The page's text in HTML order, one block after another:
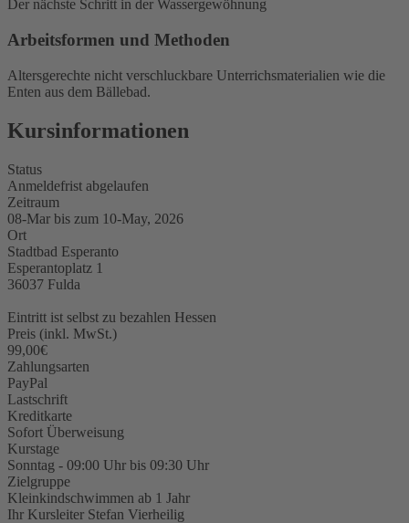
Der nächste Schritt in der Wassergewöhnung
Arbeitsformen und Methoden
Altersgerechte nicht verschluckbare Unterrichsmaterialien wie die
Enten aus dem Bällebad.
Kursinformationen
Status
Anmeldefrist abgelaufen
Zeitraum
08-Mar bis zum 10-May, 2026
Ort
Stadtbad Esperanto
Esperantoplatz 1
36037 Fulda
Eintritt ist selbst zu bezahlen Hessen
Preis (inkl. MwSt.)
99,00€
Zahlungsarten
PayPal
Lastschrift
Kreditkarte
Sofort Überweisung
Kurstage
Sonntag - 09:00 Uhr bis 09:30 Uhr
Zielgruppe
Kleinkindschwimmen ab 1 Jahr
Ihr Kursleiter Stefan Vierheilig